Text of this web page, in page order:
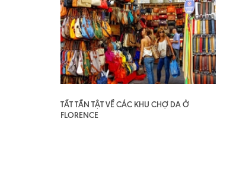
TẤT TẦN TẬT VỀ CÁC KHU CHỢ DA Ở
FLORENCE